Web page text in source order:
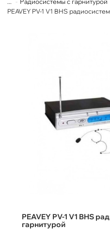
...
Радиосистемы с гарнитурой
PEAVEY PV-1 V1 BHS
PEAVEY PV-1 V1 BHS
гарнитурой